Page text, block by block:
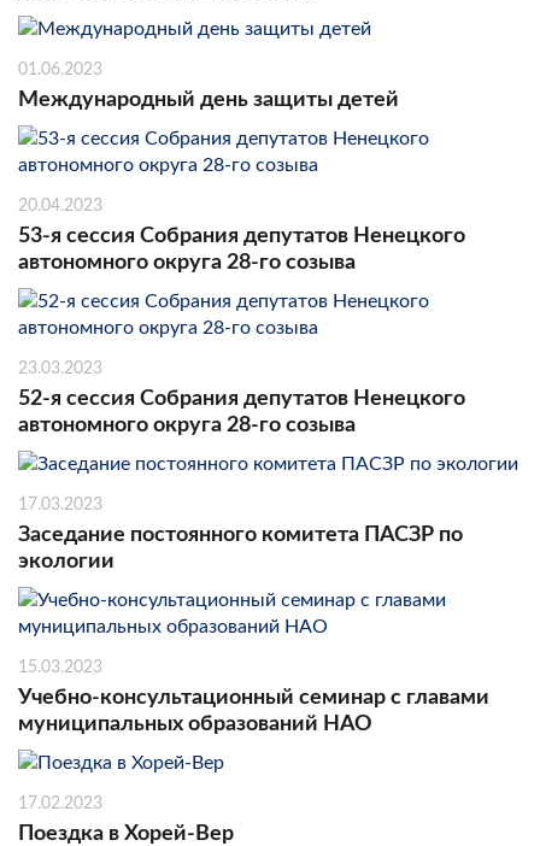
01.06.2023
Международный день защиты детей
20.04.2023
53-я сессия Собрания депутатов Ненецкого
автономного округа 28-го созыва
23.03.2023
52-я сессия Собрания депутатов Ненецкого
автономного округа 28-го созыва
17.03.2023
Заседание постоянного комитета ПАСЗР по
экологии
15.03.2023
Учебно-консультационный семинар с главами
муниципальных образований НАО
17.02.2023
Поездка в Хорей-Вер